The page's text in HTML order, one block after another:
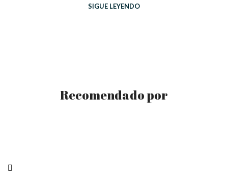
SIGUE LEYENDO
Recomendado por